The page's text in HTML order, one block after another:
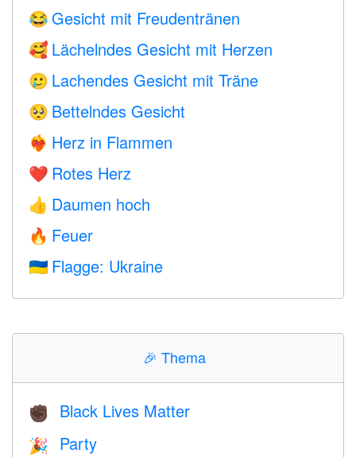
😂 Gesicht mit Freudentränen
🥰 Lächelndes Gesicht mit Herzen
🥲 Lachendes Gesicht mit Träne
🥺 Bettelndes Gesicht
❤️‍🔥 Herz in Flammen
❤️ Rotes Herz
👍 Daumen hoch
🔥 Feuer
🇺🇦 Flagge: Ukraine
🎉 Thema
✊🏿 Black Lives Matter
🎉 Party